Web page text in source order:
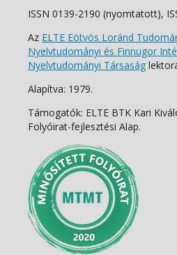
ISSN 0139-2190 (nyomtatott),
Az ELTE Eötvös Loránd
Nyelvtudományi és Finnugor
Nyelvtudományi Társaság
Alapítva: 1979.
Támogatók: ELTE BTK Kari
Folyóirat-fejlesztési Alap.